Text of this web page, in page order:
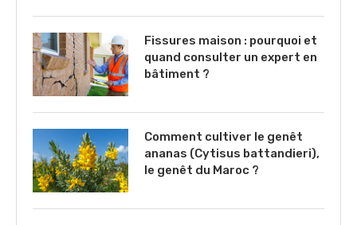
Fissures maison : pourquoi et
quand consulter un expert en
bâtiment ?
Comment cultiver le genêt
ananas (Cytisus battandieri),
le genêt du Maroc ?